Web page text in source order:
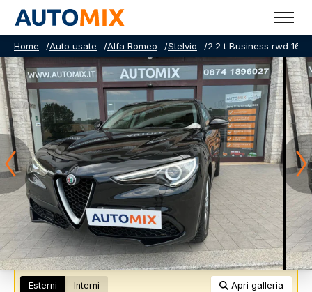
Home /Auto usate /Alfa Romeo /Stelvio /2.2 t Business rwd
Esterni Interni Apri galleria